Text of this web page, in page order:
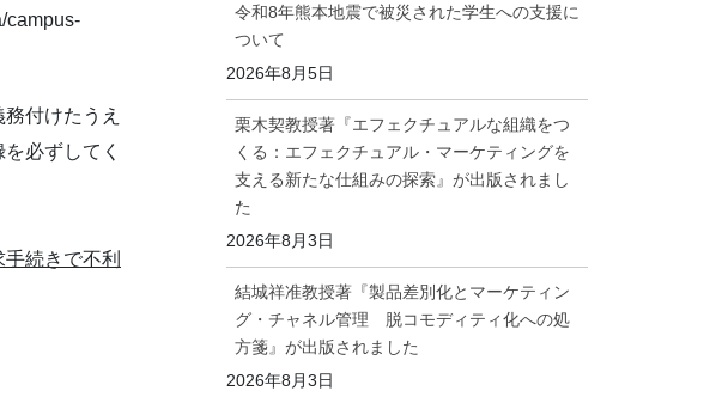
付けたうえ
必ずしてく
続きで不利
令和8年熊本地震で被災された学生への支援に
ついて
2026年8月5日
栗木契教授著『エフェクチュアルな組織をつ
くる：エフェクチュアル・マーケティングを
支える新たな仕組みの探索』が出版されまし
た
2026年8月3日
結城祥准教授著『製品差別化とマーケティン
グ・チャネル管理 脱コモディティ化への処
方箋』が出版されました
2026年8月3日